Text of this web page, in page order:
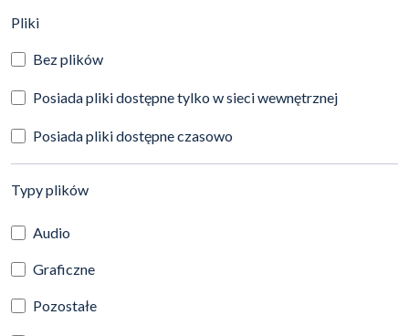
Pliki(automatyczne przeładowanie treści)
Bez plików
Posiada pliki dostępne tylko w sieci wewnętrznej
Posiada pliki dostępne czasowo
Typy plików(automatyczne przeładowanie treści)
Audio
Graficzne
Pozostałe